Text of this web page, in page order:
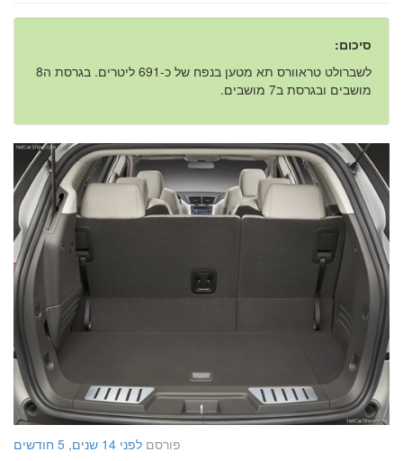
סיכום:
לשברולט טראוורס תא מטען בנפח של כ-691 ליטרים. בגרסת ה8
מושבים ובגרסת ב7 מושבים.
פורסם לפני 14 שנים, 5 חודשים